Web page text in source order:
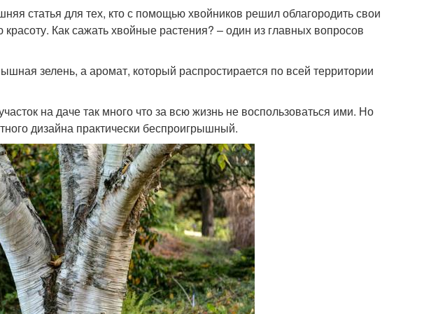
статья для тех, кто с помощью хвойников решил облагородить свои
Как сажать хвойные растения? – один из главных вопросов
зелень, а аромат, который распростирается по всей территории
на даче так много что за всю жизнь не воспользоваться ими. Но
дизайна практически беспроигрышный.